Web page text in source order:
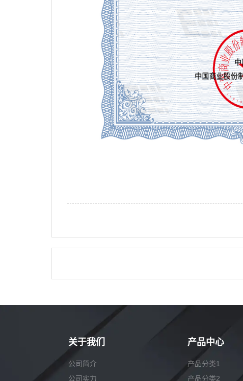
关于我们
公司简介
公司实力
产品中心
产品分类1
产品分类2